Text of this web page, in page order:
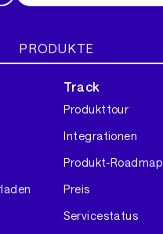
PRODUKTE
Track
Produkttour
Integrationen
Produkt-Roadmap
Preis
Servicestatus